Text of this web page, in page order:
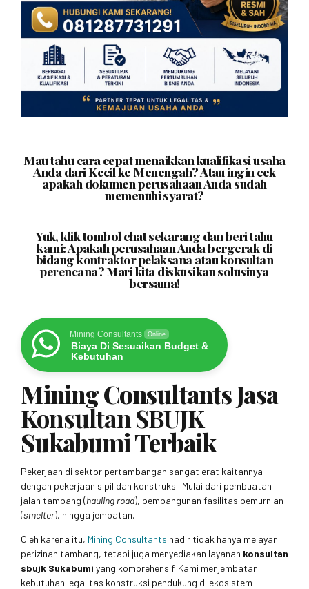
Mau tahu cara cepat menaikkan kualifikasi usaha
Anda dari Kecil ke Menengah? Atau ingin cek
apakah dokumen perusahaan Anda sudah
memenuhi syarat?
Yuk, klik tombol chat sekarang dan beri tahu
kami: Apakah perusahaan Anda bergerak di
bidangkontraktor pelaksana ataukonsultan
perencana? Mari kita diskusikan solusinya
bersama!
Mining Consultants Online
Biaya Di Sesuaikan Budget &
Kebutuhan
Mining Consultants Jasa
Konsultan SBUJK
Sukabumi Terbaik
Pekerjaan di sektor pertambangan sangat erat kaitannya
dengan pekerjaan sipil dan konstruksi. Mulai dari pembuatan
jalan tambang (hauling road), pembangunan fasilitas pemurnian
(smelter), hingga jembatan.
Oleh karena itu, Mining Consultants hadir tidak hanya melayani
perizinan tambang, tetapi juga menyediakan layanan konsultan
sbujk Sukabumi yang komprehensif. Kami menjembatani
kebutuhan legalitas konstruksi pendukung di ekosistem